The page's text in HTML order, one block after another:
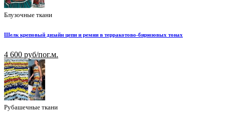
Блузочные ткани
Шелк креповый дизайн цепи и ремни в терракотово-бирюзовых тонах
4 600 руб/пог.м.
Рубашечные ткани